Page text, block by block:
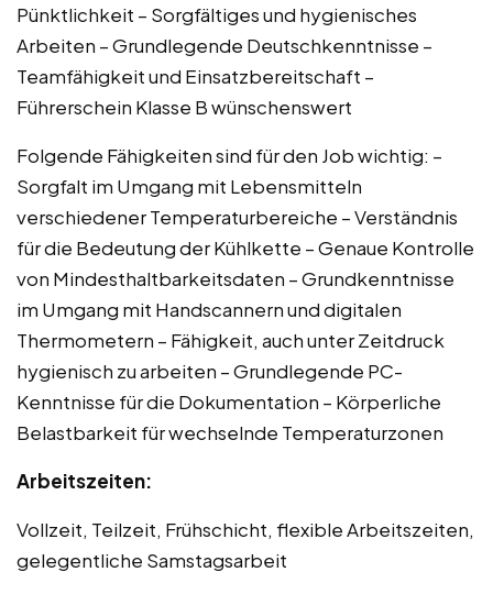
Pünktlichkeit – Sorgfältiges und hygienisches
Arbeiten – Grundlegende Deutschkenntnisse –
Teamfähigkeit und Einsatzbereitschaft –
Führerschein Klasse B wünschenswert
Folgende Fähigkeiten sind für den Job wichtig: –
Sorgfalt im Umgang mit Lebensmitteln
verschiedener Temperaturbereiche – Verständnis
für die Bedeutung der Kühlkette – Genaue Kontrolle
von Mindesthaltbarkeitsdaten – Grundkenntnisse
im Umgang mit Handscannern und digitalen
Thermometern – Fähigkeit, auch unter Zeitdruck
hygienisch zu arbeiten – Grundlegende PC-
Kenntnisse für die Dokumentation – Körperliche
Belastbarkeit für wechselnde Temperaturzonen
Arbeitszeiten:
Vollzeit, Teilzeit, Frühschicht, flexible Arbeitszeiten,
gelegentliche Samstagsarbeit